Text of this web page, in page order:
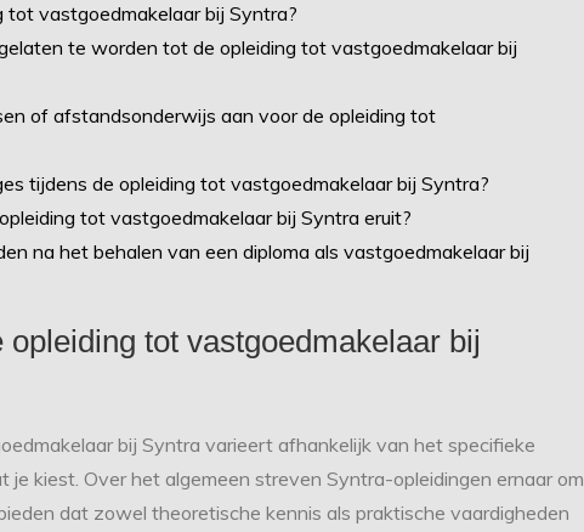
tot vastgoedmakelaar bij Syntra?
te worden tot de opleiding tot vastgoedmakelaar bij
of afstandsonderwijs aan voor de opleiding tot
tijdens de opleiding tot vastgoedmakelaar bij Syntra?
tot vastgoedmakelaar bij Syntra eruit?
na het behalen van een diploma als vastgoedmakelaar bij
tot vastgoedmakelaar bij
bij Syntra varieert afhankelijk van het specifieke
je kiest. Over het algemeen streven Syntra-opleidingen ernaar om
dat zowel theoretische kennis als praktische vaardigheden